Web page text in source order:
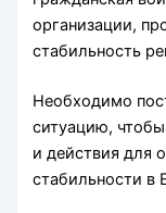
организации,
стабильность
Необходимо
ситуацию,
и действия для
стабильности в